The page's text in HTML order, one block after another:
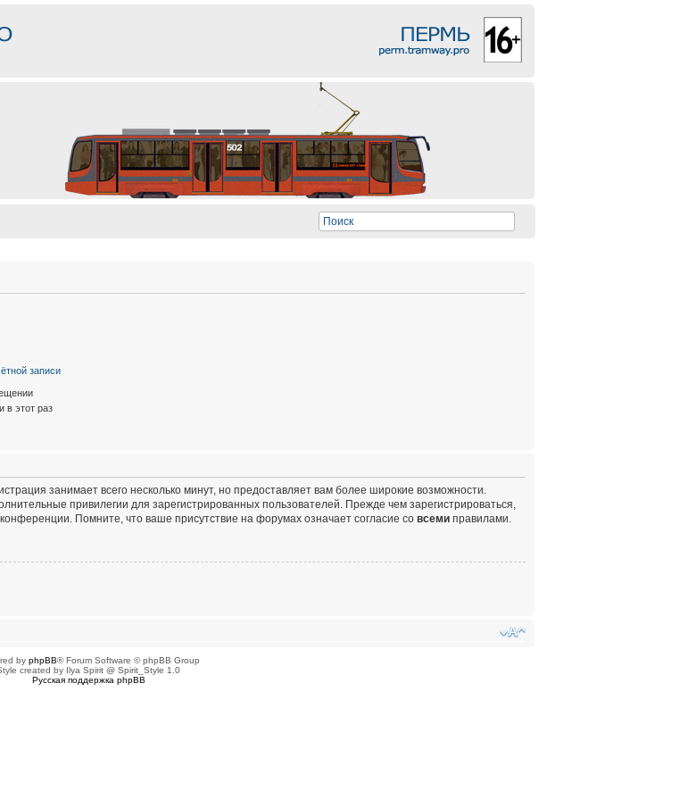
записи
в этот раз
занимает всего несколько минут, но предоставляет вам более широкие возможности.
привилегии для зарегистрированных пользователей. Прежде чем зарегистрироваться,
Помните, что ваше присутствие на форумах означает согласие со всеми правилами.
by phpBB® Forum Software © phpBB Group
created by Ilya Spirit @ Spirit_Style 1.0
Русская поддержка phpBB